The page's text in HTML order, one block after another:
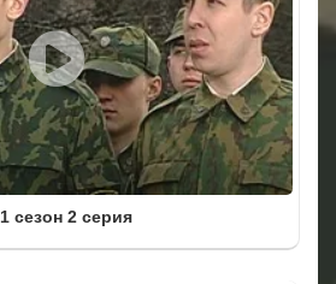
1 сезон 2 серия